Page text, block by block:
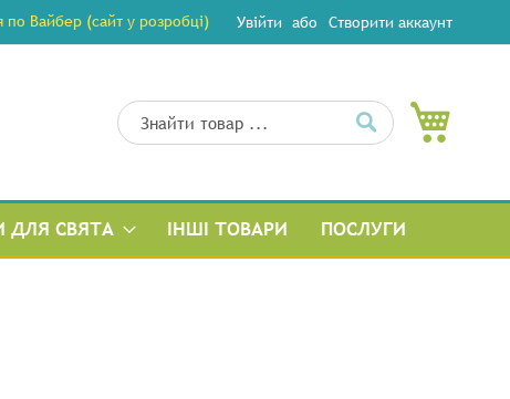
Вайбер (сайт у розробці) Увійти Створити аккаунт
Пошук
Пошук
ДЛЯ СВЯТА ІНШІ ТОВАРИ ПОСЛУГИ